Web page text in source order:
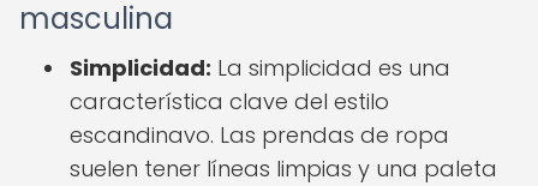
masculina
Simplicidad: La simplicidad es una
característica clave del estilo
escandinavo. Las prendas de ropa
suelen tener líneas limpias y una paleta